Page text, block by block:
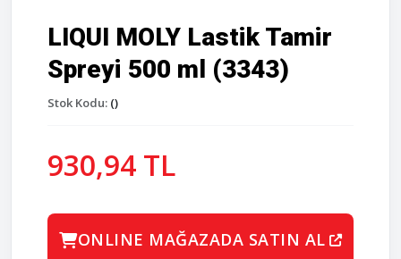
LIQUI MOLY Lastik Tamir
Spreyi 500 ml (3343)
Stok Kodu: ()
930,94 TL
ONLINE MAĞAZADA SATIN AL